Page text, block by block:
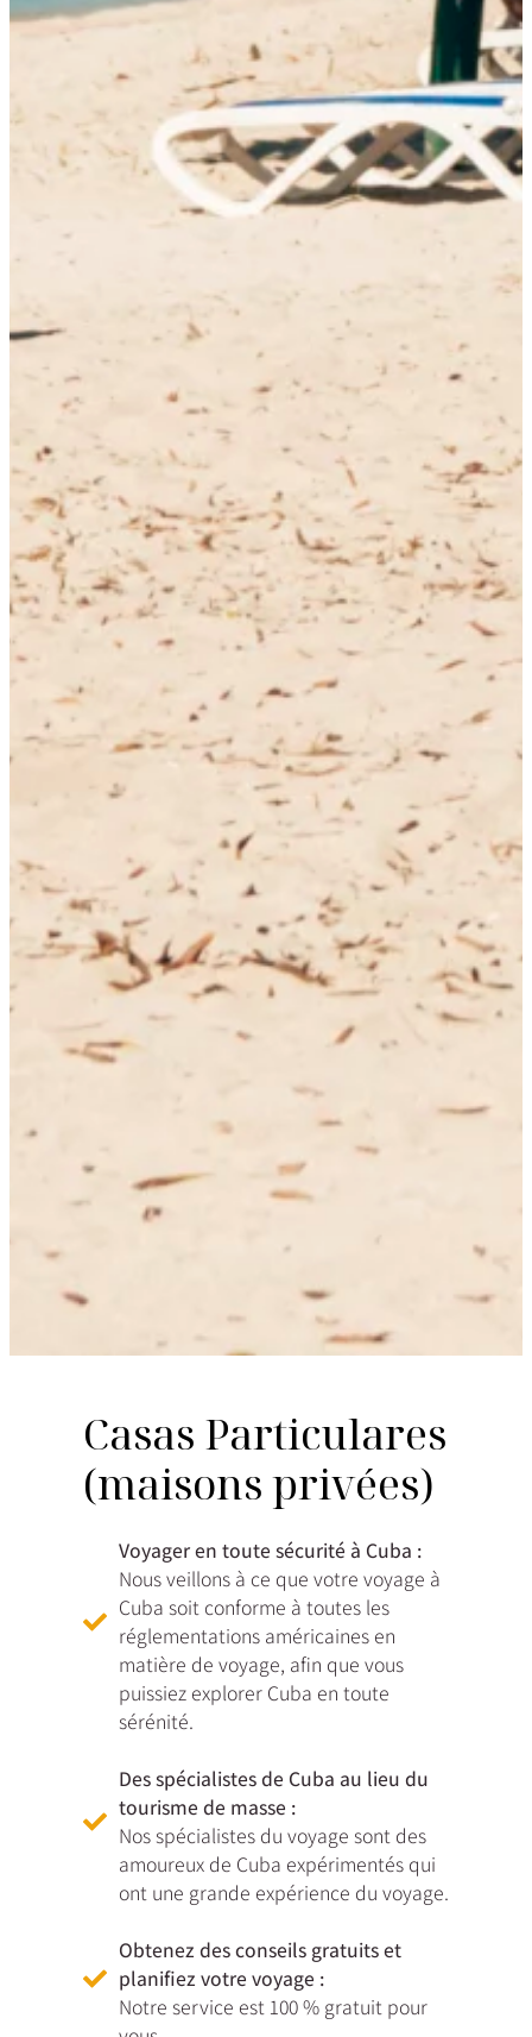
Casas Particulares
(maisons privées)
Voyager en toute sécurité à Cuba :
Nous veillons à ce que votre voyage à
Cuba soit conforme à toutes les
réglementations américaines en
matière de voyage, afin que vous
puissiez explorer Cuba en toute
sérénité.
Des spécialistes de Cuba au lieu du
tourisme de masse :
Nos spécialistes du voyage sont des
amoureux de Cuba expérimentés qui
ont une grande expérience du voyage.
Obtenez des conseils gratuits et
planifiez votre voyage :
Notre service est 100 % gratuit pour